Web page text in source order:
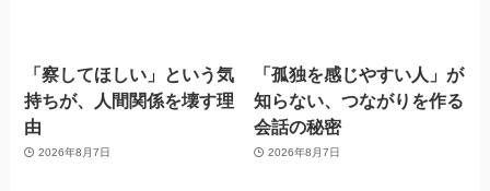
「察してほしい」という気
持ちが、人間関係を壊す理
由
2026年8月7日
「孤独を感じやすい人」が
知らない、つながりを作る
会話の秘密
2026年8月7日